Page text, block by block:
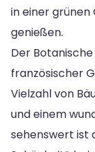
in einer grünen
genießen.
Der
französischer
Vielzahl von
und einem
sehenswert ist